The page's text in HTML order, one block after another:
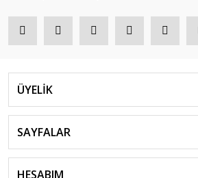
ÜYELİK
SAYFALAR
HESABIM